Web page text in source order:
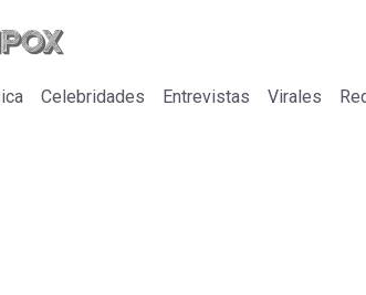
Celebridades Entrevistas Virales